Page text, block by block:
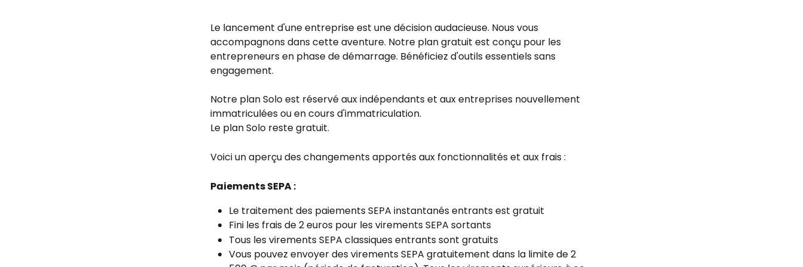
Le lancement d'une entreprise est une décision audacieuse. Nous vous
accompagnons dans cette aventure. Notre plan gratuit est conçu pour les
entrepreneurs en phase de démarrage. Bénéficiez d'outils essentiels sans
engagement.
Notre plan Solo est réservé aux indépendants et aux entreprises nouvellement
immatriculées ou en cours d'immatriculation.
Le plan Solo reste gratuit.
Voici un aperçu des changements apportés aux fonctionnalités et aux frais :
Paiements SEPA :
Le traitement des paiements SEPA instantanés entrants est gratuit
Fini les frais de 2 euros pour les virements SEPA sortants
Tous les virements SEPA classiques entrants sont gratuits
Vous pouvez envoyer des virements SEPA gratuitement dans la limite de 2